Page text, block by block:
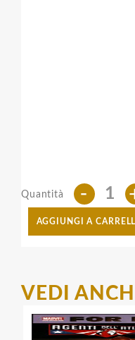
Quantità -
AGGIUNGI A
VEDI